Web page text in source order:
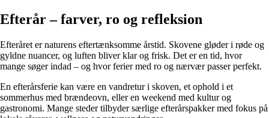
Efterår – farver, ro og refleksion
Efteråret er naturens eftertænksomme årstid. Skovene gløder i røde og
gyldne nuancer, og luften bliver klar og frisk. Det er en tid, hvor
mange søger indad – og hvor ferier med ro og nærvær passer perfekt.
En efterårsferie kan være en vandretur i skoven, et ophold i et
sommerhus med brændeovn, eller en weekend med kultur og
gastronomi. Mange steder tilbyder særlige efterårspakker med fokus på